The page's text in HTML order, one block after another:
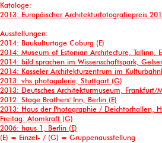
Kataloge:
2013: Europäischer Architekturfotografiepreis
Ausstellungen:
2014: Baukulturtage Coburg (E)
2014: Museum of Estonian Architecture, Tallinn,
2014: bild.sprachen im Wissenschaftspark,
2014: Kasseler Architekturzentrum im
2013: vhs photogalerie, Stuttgart (G)
2013: Deutsches Architekturmuseum, Frankfurt/
2012: Stage Brothers' Inn, Berlin (E)
2013: Haus der Photographie / Deichtorhallen,
Freitag: Atomkraft (G)
2006: haus 1, Berlin (E)
(E) = Einzel- / (G) = Gruppenausstellung